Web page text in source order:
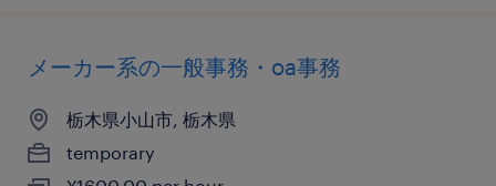
メーカー系の一般事務・oa事務
栃木県小山市, 栃木県
temporary